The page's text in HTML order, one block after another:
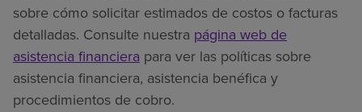
sobre cómo solicitar estimados de costos o facturas
detalladas. Consulte nuestra página web de
asistencia financiera para ver las políticas sobre
asistencia financiera, asistencia benéfica y
procedimientos de cobro.